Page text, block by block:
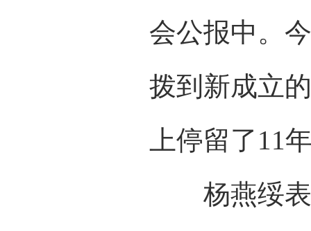
会公报中。
拨到新成立
上停留了11
杨燕绥表